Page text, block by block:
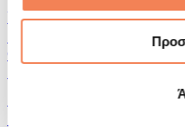
Υπερτροφές
Πράσινες Υπερτροφές
Φυτικές Ίνες